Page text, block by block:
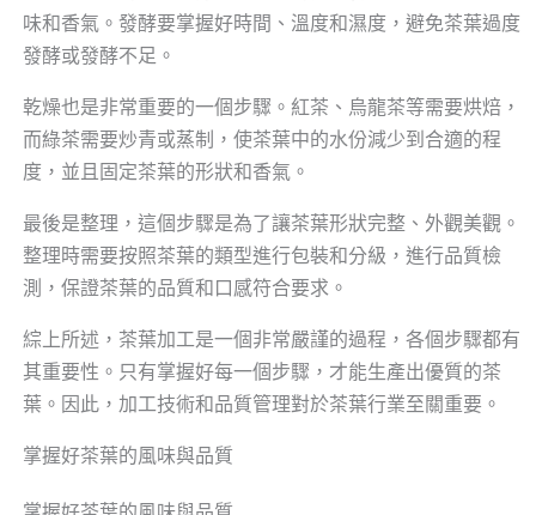
味和香氣。發酵要掌握好時間、溫度和濕度，避免茶葉過度
發酵或發酵不足。
乾燥也是非常重要的一個步驟。紅茶、烏龍茶等需要烘焙，
而綠茶需要炒青或蒸制，使茶葉中的水份減少到合適的程
度，並且固定茶葉的形狀和香氣。
最後是整理，這個步驟是為了讓茶葉形狀完整、外觀美觀。
整理時需要按照茶葉的類型進行包裝和分級，進行品質檢
測，保證茶葉的品質和口感符合要求。
綜上所述，茶葉加工是一個非常嚴謹的過程，各個步驟都有
其重要性。只有掌握好每一個步驟，才能生產出優質的茶
葉。因此，加工技術和品質管理對於茶葉行業至關重要。
掌握好茶葉的風味與品質